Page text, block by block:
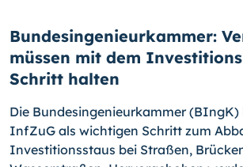
Bundesingenieurkammer:
müssen mit dem
Schritt halten
Die Bundesingenieurkammer (BIngK)
InfZuG als wichtigen Schritt zum
Investitionsstaus bei Straßen,